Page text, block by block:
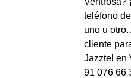
teléfono
uno u
cliente
Jazztel en
91 076 66